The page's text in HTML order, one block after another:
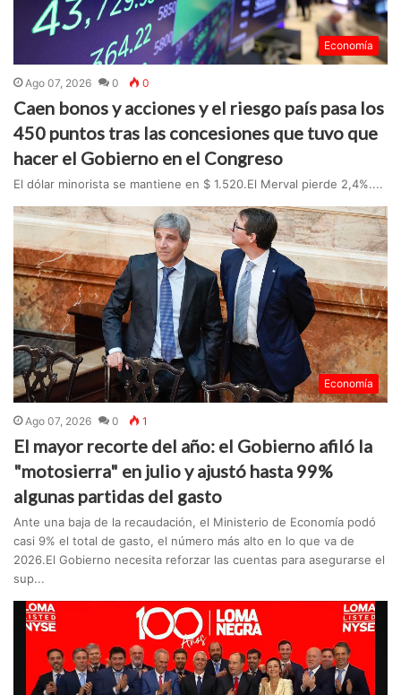
Economía
Ago 07, 2026 0 0
Caen bonos y acciones y el riesgo país pasa los
450 puntos tras las concesiones que tuvo que
hacer el Gobierno en el Congreso
El dólar minorista se mantiene en $ 1.520.El Merval pierde 2,4%....
Economía
Ago 07, 2026 0 1
El mayor recorte del año: el Gobierno afiló la
"motosierra" en julio y ajustó hasta 99%
algunas partidas del gasto
Ante una baja de la recaudación, el Ministerio de Economía podó
casi 9% el total de gasto, el número más alto en lo que va de
2026.El Gobierno necesita reforzar las cuentas para asegurarse el
sup...